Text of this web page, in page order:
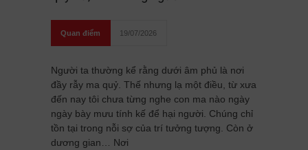
Quan điểm 19/07/2026
Người ta thường kể rằng dưới âm phủ là nơi
đầy rẫy ma quỷ. Thế nhưng lạ một điều, từ xưa
đến nay tôi chưa từng nghe con ma nào ngày
ngày bày mưu tính kế để hại người. Chúng chỉ
tồn tại trong nỗi sợ của trí tưởng tượng. Còn ở
dương gian… Nơi